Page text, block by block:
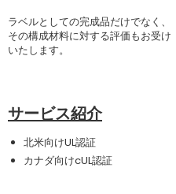
ラベルとしての完成品だけでなく、
その構成材料に対する評価もお受け
いたします。
サービス紹介
北米向けUL認証
カナダ向けcUL認証